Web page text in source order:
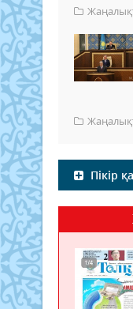
Пікір